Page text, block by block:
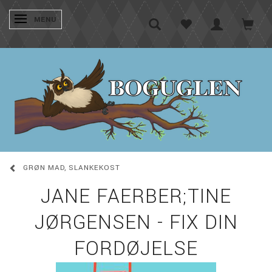
SKIFTE NAVIGATION
MENU
GRØN MAD, SLANKEKOST
JANE FAERBER;TINE
JØRGENSEN - FIX DIN
FORDØJELSE